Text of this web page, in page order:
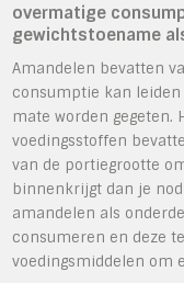
overmatige
gewichtstoename
Amandelen bevatten
consumptie kan
mate worden gegeten.
voedingsstoffen
van de portiegrootte
binnenkrijgt dan je
amandelen als
consumeren en deze
voedingsmiddelen om